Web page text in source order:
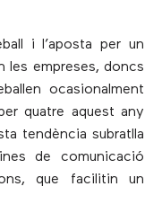
i l’aposta per un
les empreses, doncs
ocasionalment
quatre aquest any
tendència subratlla
de comunicació
que facilitin un